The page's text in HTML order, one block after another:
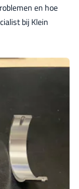
en hoe
bij Klein